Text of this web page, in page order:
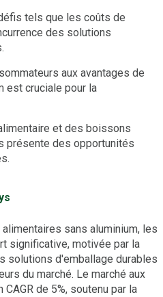
tels que les coûts de
des solutions
aux avantages de
est cruciale pour la
et des boissons
présente des opportunités
sans aluminium, les
significative, motivée par la
solutions d'emballage durables
du marché. Le marché aux
de 5%, soutenu par la